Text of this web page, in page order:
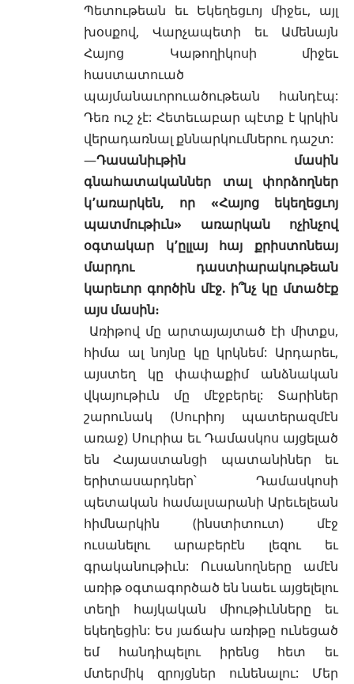
Պետութեան եւ Եկեղեցւոյ միջեւ, այլ
խօսքով, Վարչապետի եւ Ամենայն
Հայոց Կաթողիկոսի միջեւ
հաստատուած
պայմանաւորուածութեան հանդէպ:
Դեռ ուշ չէ: Հետեւաբար պէտք է կրկին
վերադառնալ քննարկումներու դաշտ:
—Դասանիւթին մասին
գնահատականներ տալ փորձողներ
կ՚առարկեն, որ «Հայոց եկեղեցւոյ
պատմութիւն» առարկան ոչինչով
օգտակար կ՚ըլլայ հայ քրիստոնեայ
մարդու դաստիարակութեան
կարեւոր գործին մէջ. ի՞նչ կը մտածէք
այս մասին։
Առիթով մը արտայայտած էի միտքս,
հիմա ալ նոյնը կը կրկնեմ: Արդարեւ,
այստեղ կը փափաքիմ անձնական
վկայութիւն մը մէջբերել: Տարիներ
շարունակ (Սուրիոյ պատերազմէն
առաջ) Սուրիա եւ Դամասկոս այցելած
են Հայաստանցի պատանիներ եւ
երիտասարդներ՝ Դամասկոսի
պետական համալսարանի Արեւելեան
հիմնարկին (ինստիտուտ) մէջ
ուսանելու արաբերէն լեզու եւ
գրականութիւն: Ուսանողները ամէն
առիթ օգտագործած են նաեւ այցելելու
տեղի հայկական միութիւնները եւ
եկեղեցին: Ես յաճախ առիթը ունեցած
եմ հանդիպելու իրենց հետ եւ
մտերմիկ զրոյցներ ունենալու: Մեր